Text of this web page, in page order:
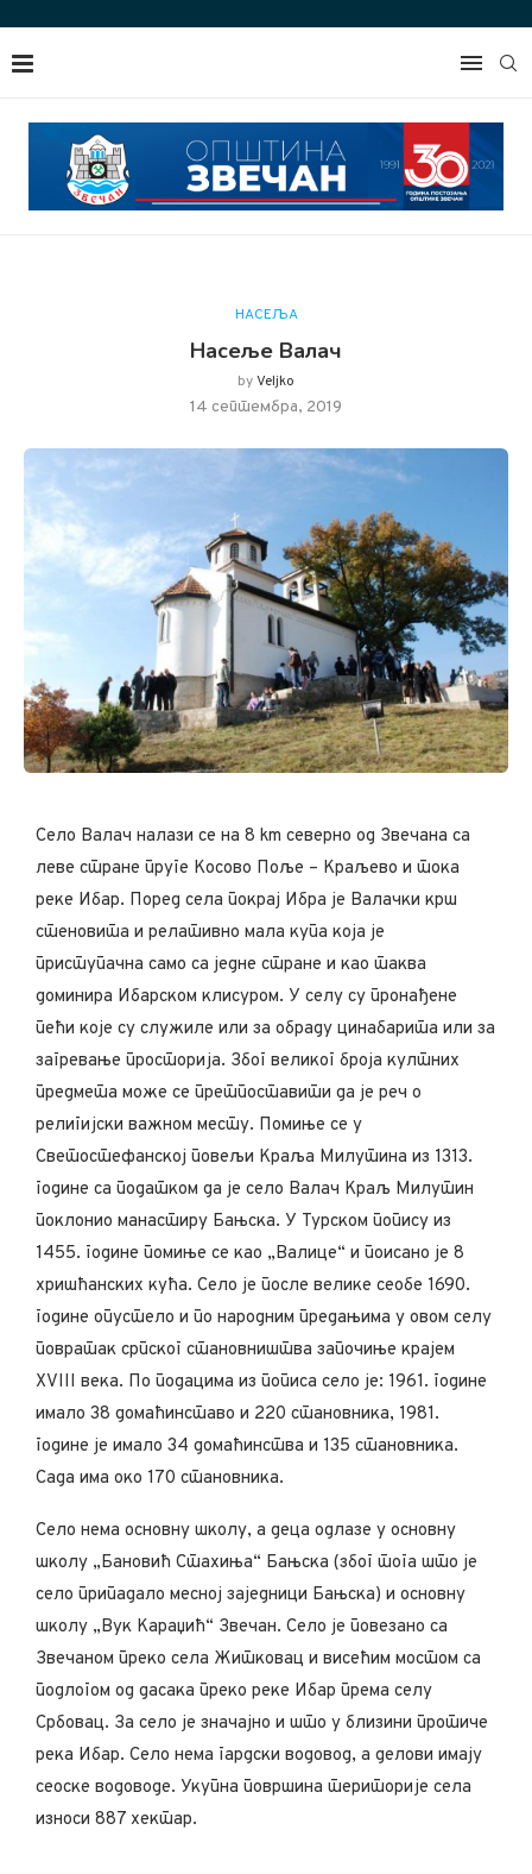
НАСЕЉА
Насеље Валач
byVeljko
14 септембра, 2019
Село Валач налази се на 8 km северно од Звечана са
леве стране пруге Косово Поље – Краљево и тока
реке Ибар. Поред села покрај Ибра је Валачки крш
стеновита и релативно мала купа која је
приступачна само са једне стране и као таква
доминира Ибарском клисуром. У селу су пронађене
пећи које су служиле или за обраду цинабарита или за
загревање просторија. Због великог броја култних
предмета може се претпоставити да је реч о
религијски важном месту. Помиње се у
Светостефанској повељи Краља Милутина из 1313.
године са податком да је село Валач Краљ Милутин
поклонио манастиру Бањска. У Турском попису из
1455. године помиње се као „Валице“ и поисано је 8
хришћанских кућа. Село је после велике сеобе 1690.
године опустело и пo народним предањима у овом селу
повратак српског становништва започиње крајем
XVIII века. По подацима из пописа село је: 1961. године
имало 38 домаћинставо и 220 становника, 1981.
године је имало 34 домаћинства и 135 становника.
Сада има око 170 становника.
Село нема основну школу, а деца одлазе у основну
школу „Бановић Стахиња“ Бањска (због тога што је
село припадало месној заједници Бањска) и основну
школу „Вук Караџић“ Звечан. Село је повезано са
Звечаном преко села Житковац и висећим мостом са
подлогом од дасака преко реке Ибар према селу
Србовац. За село је значајно и што у близини протиче
река Ибар. Село нема гардски водовод, а делови имају
сеоске водоводе. Укупна површина територије села
износи 887 хектар.